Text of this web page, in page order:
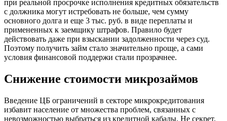
при реальной просрочке исполнения кредитных обязательств
с должника могут истребовать не больше, чем сумму
основного долга и еще 3 тыс. руб. в виде переплаты и
примененных к заемщику штрафов. Правило будет
действовать даже при взыскании задолженности через суд.
Поэтому получить займ стало значительно проще, а сами
условия финансовой поддержи стали прозрачнее.
Снижение стоимости микрозаймов
Введение ЦБ ограничений в секторе микрокредитования
избавит население от множества проблем, связанных с
невозможностью выбраться из кредитной кабалы. Не секрет,